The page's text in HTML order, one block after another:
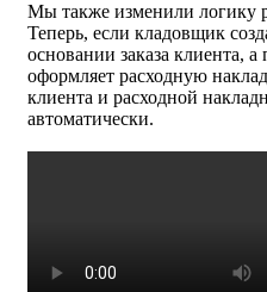
Мы также изменили логику
Теперь, если кладовщик
основании заказа клиента,
оформляет расходную
клиента и расходной
автоматически.